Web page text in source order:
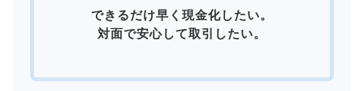
できるだけ早く現金化したい。
対面で安心して取引したい。